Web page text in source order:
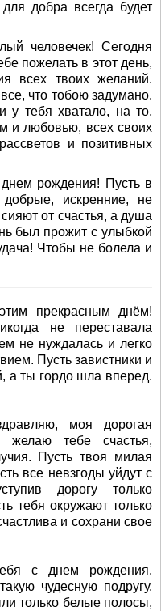
добра всегда будет
человечек! Сегодня
пожелать в этот день,
всех твоих желаний.
что тобою задумано.
у тебя хватало, на то,
и любовью, всех своих
и позитивных
рождения! Пусть в
искренние, не
от счастья, а душа
был прожит с улыбкой
Чтобы не болела и
прекрасным днём!
не переставала
не нуждалась и легко
Пусть завистники и
а ты гордо шла вперед.
моя дорогая
желаю тебе счастья,
Пусть твоя милая
все невзгоды уйдут с
дорогу только
тебя окружают только
и сохрани свое
с днем рождения.
чудесную подругу.
только белые полосы,